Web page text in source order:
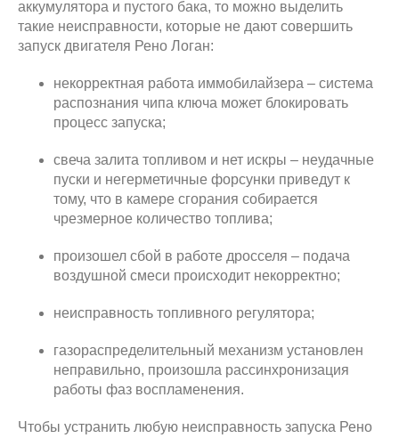
аккумулятора и пустого бака, то можно выделить
такие неисправности, которые не дают совершить
запуск двигателя Рено Логан:
некорректная работа иммобилайзера – система
распознания чипа ключа может блокировать
процесс запуска;
свеча залита топливом и нет искры – неудачные
пуски и негерметичные форсунки приведут к
тому, что в камере сгорания собирается
чрезмерное количество топлива;
произошел сбой в работе дросселя – подача
воздушной смеси происходит некорректно;
неисправность топливного регулятора;
газораспределительный механизм установлен
неправильно, произошла рассинхронизация
работы фаз воспламенения.
Чтобы устранить любую неисправность запуска Рено